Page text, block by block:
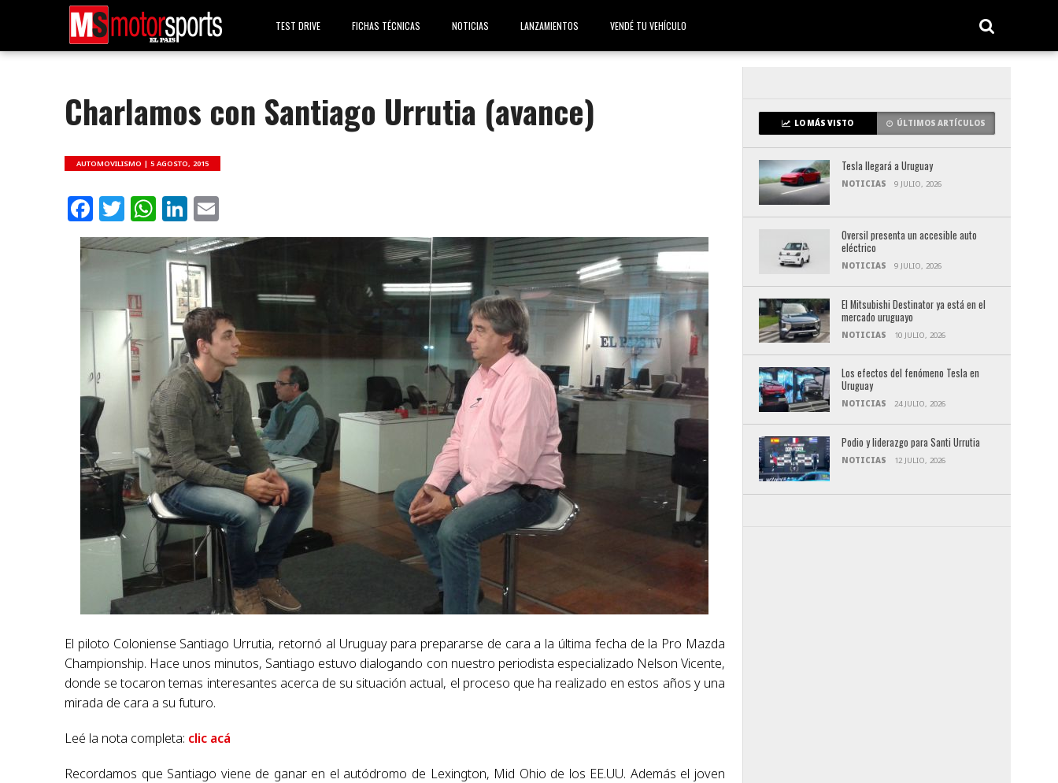
TEST DRIVE FICHAS TÉCNICAS NOTICIAS LANZAMIENTOS VENDÉ TU VEHÍCULO
Charlamos con Santiago Urrutia (avance)
AUTOMOVILISMO |5 AGOSTO, 2015
Facebook
Twitter
WhatsApp
LinkedIn
El piloto Coloniense Santiago Urrutia, retornó al Uruguay para prepararse de cara a la última fecha de la Pro Mazda
Championship. Hace unos minutos, Santiago estuvo dialogando con nuestro periodista especializado Nelson Vicente,
donde se tocaron temas interesantes acerca de su situación actual, el proceso que ha realizado en estos años y una
mirada de cara a su futuro.
Leé la nota completa: clic acá
Recordamos que Santiago viene de ganar en el autódromo de Lexington, Mid Ohio de los EE.UU. Además el joven
LO MÁS VISTO ÚLTIMOS ARTÍCULOS
Tesla llegará a Uruguay
NOTICIAS 9 JULIO, 2026
Oversil presenta un accesible auto
eléctrico
NOTICIAS 9 JULIO, 2026
El Mitsubishi Destinator ya está en el
mercado uruguayo
NOTICIAS 10 JULIO, 2026
Los efectos del fenómeno Tesla en
Uruguay
NOTICIAS 24 JULIO, 2026
Podio y liderazgo para Santi Urrutia
NOTICIAS 12 JULIO, 2026